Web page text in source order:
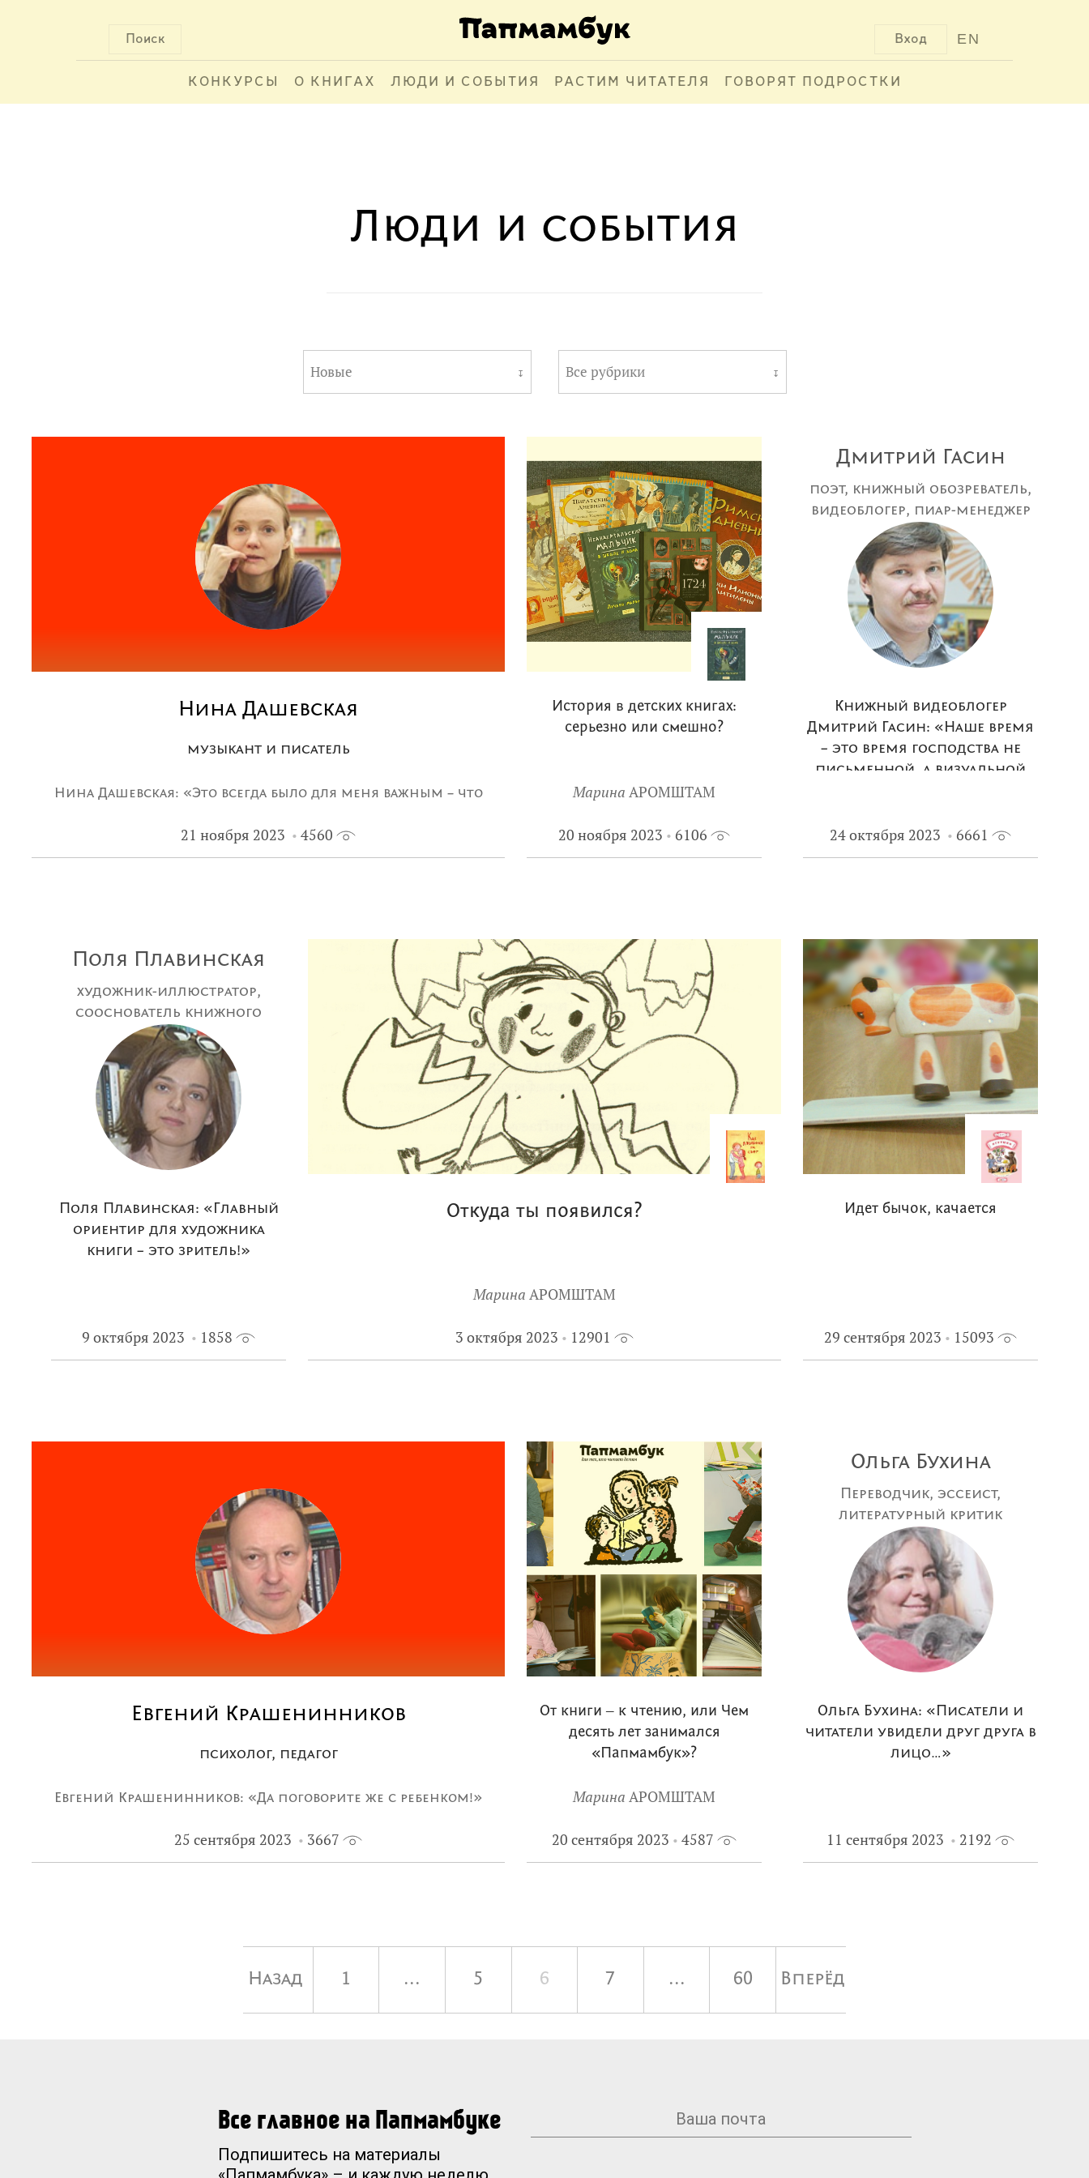
Поиск EN
Вход
КОНКУРСЫ О КНИГАХ ЛЮДИ И СОБЫТИЯ РАСТИМ ЧИТАТЕЛЯ ГОВОРЯТ ПОДРОСТКИ
Люди и события
Новые ↧ Все рубрики ↧
Нина Дашевская
музыкант и писатель
Нина Дашевская: «Это всегда было для меня важным – что
сделало человека таким, каким мы его знаем сейчас…»
21 ноября 2023 4560
История в детских книгах:
серьезно или смешно?
Марина АРОМШТАМ
20 ноября 2023 6106
Дмитрий Гасин
поэт, книжный обозреватель,
видеоблогер, пиар-менеджер
издательства «Время»
Книжный видеоблогер
Дмитрий Гасин: «Наше время
– это время господства не
письменной, а визуальной
24 октября 2023 6661
Поля Плавинская
художник-иллюстратор,
сооснователь книжного
магазина «Маршак»
Поля Плавинская: «Главный
ориентир для художника
книги – это зритель!»
9 октября 2023 1858
Откуда ты появился?
Марина АРОМШТАМ
3 октября 2023 12901
Идет бычок, качается
29 сентября 2023 15093
Евгений Крашенинников
психолог, педагог
Евгений Крашенинников: «Да поговорите же с ребенком!»
25 сентября 2023 3667
От книги ‒ к чтению, или Чем
десять лет занимался
«Папмамбук»?
Марина АРОМШТАМ
20 сентября 2023 4587
Ольга Бухина
Переводчик, эссеист,
литературный критик
Ольга Бухина: «Писатели и
читатели увидели друг друга в
лицо…»
11 сентября 2023 2192
Назад 1 ... 5 6 7 ... 60 Вперёд
Все главное на Папмамбуке
Подпишитесь на материалы